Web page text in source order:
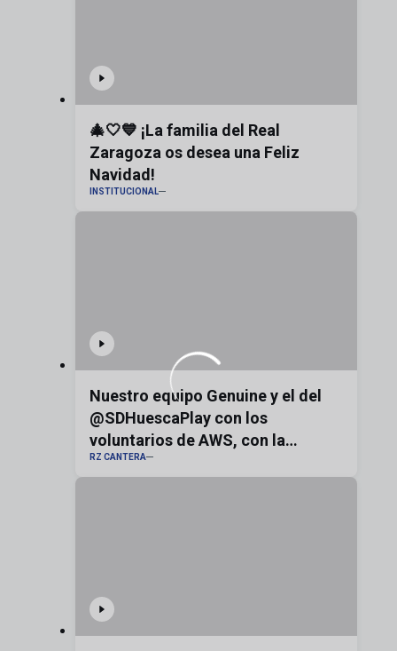
🎄🤍💙 ¡La familia del Real
Zaragoza os desea una Feliz
Navidad!
INSTITUCIONAL
Nuestro equipo Genuine y el del
@SDHuescaPlay con los
voluntarios de AWS, con la
bandera de Aragón
RZ CANTERA